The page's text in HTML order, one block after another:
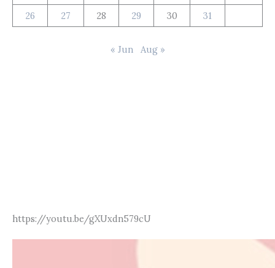
26
27 28 29 30 31
« Jun Aug »
https://youtu.be/gXUxdn579cU